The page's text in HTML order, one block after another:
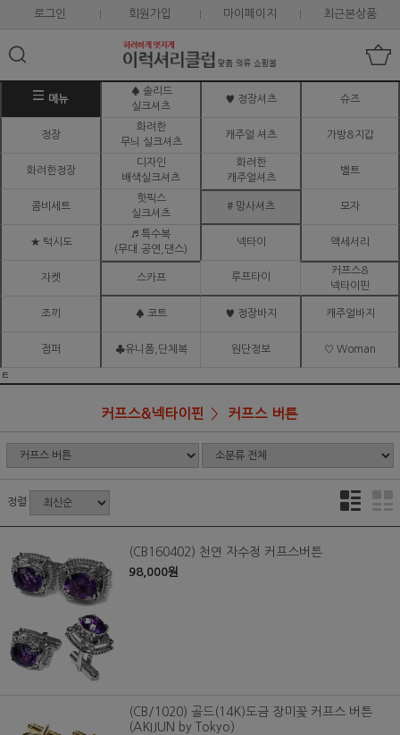
로그인 회원가입 마이페이지 최근본상품
메뉴
♠ 솔리드
실크셔츠
♥ 정장셔츠 슈즈
정장
화려한
무늬 실크셔츠
캐주얼 셔츠 가방&지갑
화려한정장
디자인
배색실크셔츠
화려한
캐주얼셔츠
벨트
콤비세트
핫픽스
실크셔츠
# 망사셔츠 모자
★ 턱시도
♬ 특수복
(무대.공연,댄스)
넥타이 액세서리
자켓 스카프 루프타이
커프스&
넥타이핀
조끼 ♠ 코트 ♥ 정장바지 캐주얼바지
점퍼 ♣유니폼,단체복 원단정보 ♡ Woman
ㅌ
커프스&넥타이핀 커프스 버튼
정렬
(CB160402) 천연 자수정 커프스버튼
98,000원
(CB/1020) 골드(14K)도금 장미꽃 커프스 버튼
(AKIJUN by Tokyo)